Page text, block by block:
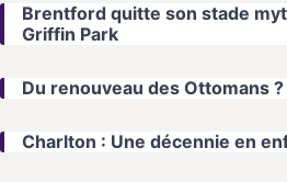
Brentford quitte son stade
Griffin Park
Du renouveau des Ottomans ?
Charlton : Une décennie en